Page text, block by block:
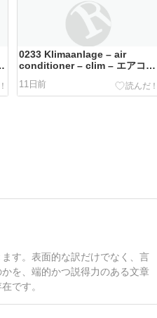
0233 Klimaanlage – air
conditioner – clim – エアコン
11日前
す。表面的な訳だけでなく、言
を、端的かつ説得力のある文章
です。